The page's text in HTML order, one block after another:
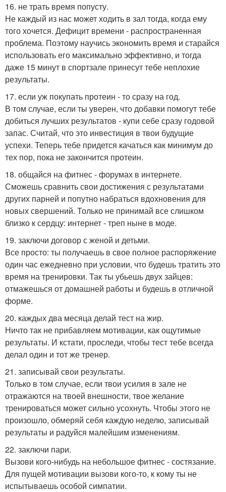
16. не трать время попусту.
Не каждый из нас может ходить в зал тогда, когда ему
того хочется. Дефицит времени - распространенная
проблема. Поэтому научись экономить время и старайся
использовать его максимально эффективно, и тогда
даже 15 минут в спортзале принесут тебе неплохие
результаты.
17. если уж покупать протеин - то сразу на год.
В том случае, если ты уверен, что добавки помогут тебе
добиться лучших результатов - купи себе сразу годовой
запас. Считай, что это инвестиция в твои будущие
успехи. Теперь тебе придется качаться как минимум до
тех пор, пока не закончится протеин.
18. общайся на фитнес - форумах в интернете.
Сможешь сравнить свои достижения с результатами
других парней и попутно набраться вдохновения для
новых свершений. Только не принимай все слишком
близко к сердцу: интернет - треп ныне в моде.
19. заключи договор с женой и детьми.
Все просто: ты получаешь в свое полное распоряжение
один час ежедневно при условии, что будешь тратить это
время на тренировки. Так ты убьешь двух зайцев:
отмажешься от домашней работы и будешь в отличной
форме.
20. каждых два месяца делай тест на жир.
Ничто так не прибавляем мотивации, как ощутимые
результаты. И кстати, проследи, чтобы тест тебе всегда
делал один и тот же тренер.
21. записывай свои результаты.
Только в том случае, если твои усилия в зале не
отражаются на твоей внешности, твое желание
тренироваться может сильно усохнуть. Чтобы этого не
произошло, обмеряй себя каждую неделю, записывай
результаты и радуйся малейшим изменениям.
22. заключи пари.
Вызови кого-нибудь на небольшое фитнес - состязание.
Для пущей мотивации вызови кого-то, к кому ты не
испытываешь особой симпатии.